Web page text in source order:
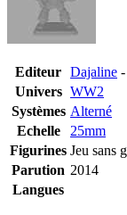
Editeur Dajaline
Univers WW2
Systèmes Alterné
Echelle
25mm
Figurines Jeu sans
Parution 2014
Langues